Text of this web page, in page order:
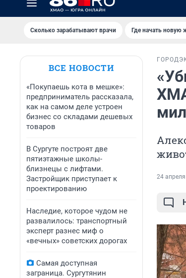
Сколько зарабатывают врачи Где начать новую
ВСЕ НОВОСТИ
«Покупаешь кота в мешке»:
предприниматель рассказала,
как на самом деле устроен
бизнес со складами дешевых
товаров
В Сургуте построят две
пятиэтажные школы-
близнецы с лифтами.
Застройщик приступает к
проектированию
Наследие, которое чудом не
развалилось: транспортный
эксперт разнес миф о
«вечных» советских дорогах
Самая доступная
заграница. Сургутянин
ГОРОД
24